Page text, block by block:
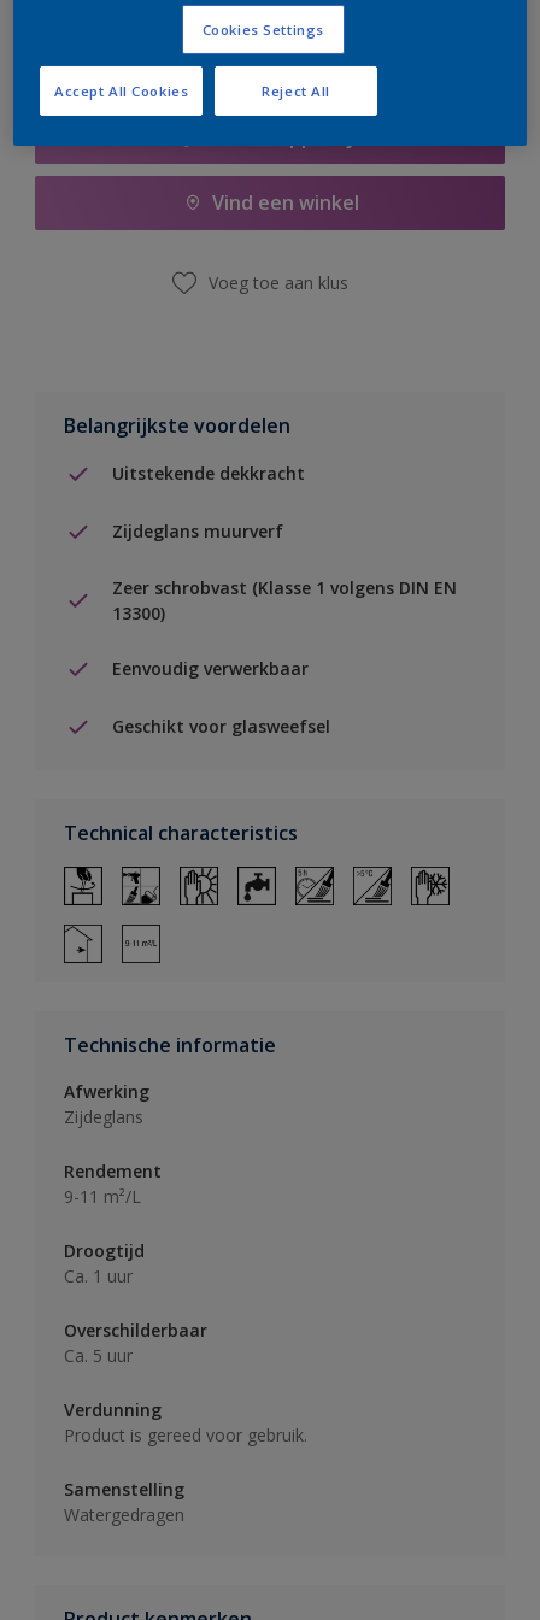
Vind een winkel
Voeg toe aan klus
Belangrijkste voordelen
Uitstekende dekkracht
Zijdeglans muurverf
Zeer schrobvast (Klasse 1 volgens DIN EN
13300)
Eenvoudig verwerkbaar
Geschikt voor glasweefsel
Technical characteristics
Technische informatie
Afwerking
Zijdeglans
Rendement
9-11 m²/L
Droogtijd
Ca. 1 uur
Overschilderbaar
Ca. 5 uur
Verdunning
Product is gereed voor gebruik.
Samenstelling
Watergedragen
Cookies Settings
Reject All
Accept All Cookies